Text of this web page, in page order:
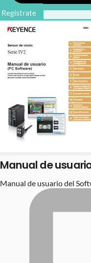
Regístrate
Manual de
Manual de usuario del